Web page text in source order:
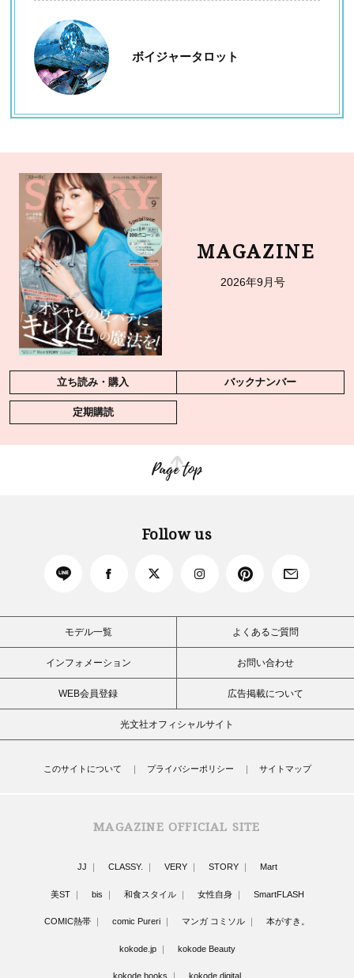
ボイジャータロット
MAGAZINE
2026年9月号
立ち読み・購入 バックナンバー
定期購読
Page top
Follow us
モデル一覧 よくあるご質問
インフォメーション お問い合わせ
WEB会員登録 広告掲載について
光文社オフィシャルサイト
このサイトについて プライバシーポリシー サイトマップ
MAGAZINE OFFICIAL SITE
JJ CLASSY. VERY STORY Mart
美ST bis 和食スタイル 女性自身 SmartFLASH
COMIC熱帯 comic Pureri マンガ コミソル 本がすき。
kokode.jp kokode Beauty
kokode books kokode digital